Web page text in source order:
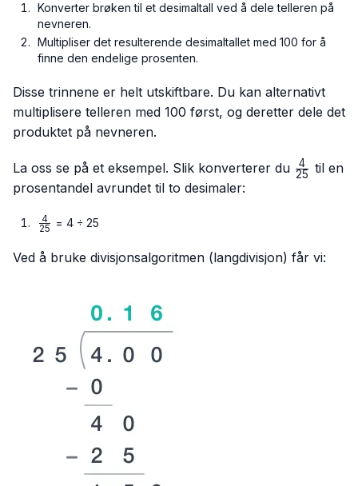
Konverter brøken til et desimaltall ved å dele telleren på
nevneren.
Multipliser det resulterende desimaltallet med 100 for å
finne den endelige prosenten.
Disse trinnene er helt utskiftbare. Du kan alternativt
multiplisere telleren med 100 først, og deretter dele det
produktet på nevneren.
La oss se på et eksempel. Slik konverterer du \frac{4}
25
4
til en
prosentandel avrundet til to desimaler:
\frac{4}
25
4 = 4 ÷ 25
Ved å bruke divisjonsalgoritmen (langdivisjon) får vi: